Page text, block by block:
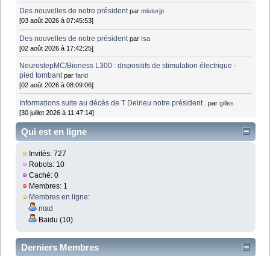
Des nouvelles de notre président parmisterjp
[03 août 2026 à 07:45:53]
Des nouvelles de notre président par Isa
[02 août 2026 à 17:42:25]
NeurostepMC/Bioness L300 : dispositifs de stimulation électrique -
pied tombant parfarid
[02 août 2026 à 08:09:06]
Informations suite au décès de T Delrieu notre président . pargilles
[30 juillet 2026 à 11:47:14]
Qui est en ligne
Invités: 727
Robots: 10
Caché: 0
Membres: 1
Membres en ligne:
mad
Baidu (10)
Derniers Membres